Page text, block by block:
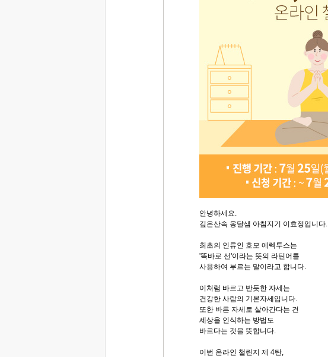
안녕하세요.
깊은산속 옹달샘 아침지기 이효정입니다.
최초의 인류인 호모 에렉투스는
'똑바로 선'이라는 뜻의 라틴어를
사용하여 부르는 말이라고 합니다.
이처럼 바르고 반듯한 자세는
건강한 사람의 기본자세입니다.
또한 바른 자세로 살아간다는 건
세상을 인식하는 방법도
바르다는 것을 뜻합니다.
이번 온라인 챌린지 제 4탄,